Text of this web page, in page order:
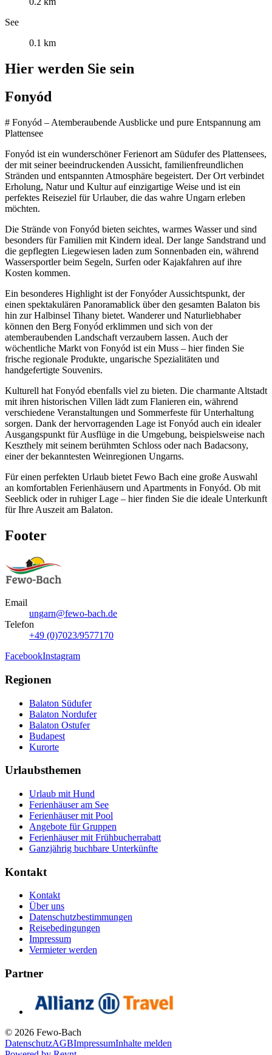
See
0.1 km
Hier werden Sie sein
Fonyód
# Fonyód – Atemberaubende Ausblicke und pure Entspannung am
Plattensee
Fonyód ist ein wunderschöner Ferienort am Südufer des Plattensees,
der mit seiner beeindruckenden Aussicht, familienfreundlichen
Stränden und entspannten Atmosphäre begeistert. Der Ort verbindet
Erholung, Natur und Kultur auf einzigartige Weise und ist ein
perfektes Reiseziel für Urlauber, die das wahre Ungarn erleben
möchten.
Die Strände von Fonyód bieten seichtes, warmes Wasser und sind
besonders für Familien mit Kindern ideal. Der lange Sandstrand und
die gepflegten Liegewiesen laden zum Sonnenbaden ein, während
Wassersportler beim Segeln, Surfen oder Kajakfahren auf ihre
Kosten kommen.
Ein besonderes Highlight ist der Fonyóder Aussichtspunkt, der
einen spektakulären Panoramablick über den gesamten Balaton bis
hin zur Halbinsel Tihany bietet. Wanderer und Naturliebhaber
können den Berg Fonyód erklimmen und sich von der
atemberaubenden Landschaft verzaubern lassen. Auch der
wöchentliche Markt von Fonyód ist ein Muss – hier finden Sie
frische regionale Produkte, ungarische Spezialitäten und
handgefertigte Souvenirs.
Kulturell hat Fonyód ebenfalls viel zu bieten. Die charmante Altstadt
mit ihren historischen Villen lädt zum Flanieren ein, während
verschiedene Veranstaltungen und Sommerfeste für Unterhaltung
sorgen. Dank der hervorragenden Lage ist Fonyód auch ein idealer
Ausgangspunkt für Ausflüge in die Umgebung, beispielsweise nach
Keszthely mit seinem berühmten Schloss oder nach Badacsony,
einer der bekanntesten Weinregionen Ungarns.
Für einen perfekten Urlaub bietet Fewo Bach eine große Auswahl
an komfortablen Ferienhäusern und Apartments in Fonyód. Ob mit
Seeblick oder in ruhiger Lage – hier finden Sie die ideale Unterkunft
für Ihre Auszeit am Balaton.
Footer
Email
ungarn@fewo-bach.de
Telefon
+49 (0)7023/9577170
FacebookInstagram
Regionen
Balaton Südufer
Balaton Nordufer
Balaton Ostufer
Budapest
Kurorte
Urlaubsthemen
Urlaub mit Hund
Ferienhäuser am See
Ferienhäuser mit Pool
Angebote für Gruppen
Ferienhäuser mit Frühbucherrabatt
Ganzjährig buchbare Unterkünfte
Kontakt
Kontakt
Über uns
Datenschutzbestimmungen
Reisebedingungen
Impressum
Vermieter werden
Partner
© 2026 Fewo-Bach
DatenschutzAGBImpressumInhalte melden